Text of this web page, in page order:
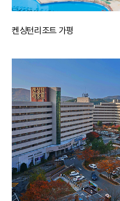
켄싱턴리조트 가평